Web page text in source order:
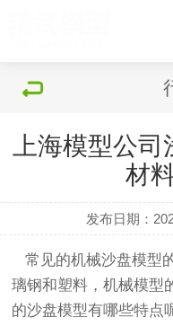
上海模型公
材
发布日期：
常见的机械沙盘模型
璃钢和塑料，机械模型
的沙盘模型有哪些特点